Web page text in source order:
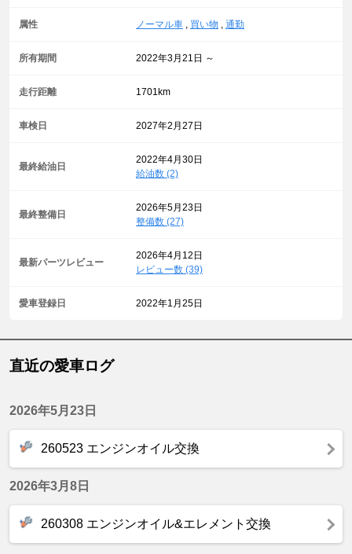
属性 ノーマル車 , 買い物 , 通勤
所有期間 2022年3月21日 ～
走行距離 1701km
車検日 2027年2月27日
最終給油日
2022年4月30日
給油数 (2)
最終整備日
2026年5月23日
整備数 (27)
最新パーツレビュー
2026年4月12日
レビュー数 (39)
愛車登録日 2022年1月25日
直近の愛車ログ
2026年5月23日
260523 エンジンオイル交換
2026年3月8日
260308 エンジンオイル&エレメント交換